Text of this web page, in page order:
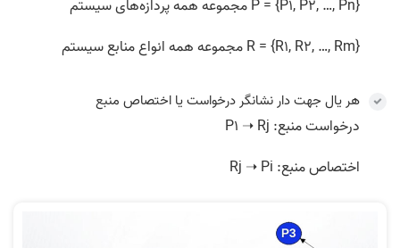
P = {P1, P2, …, Pn} مجموعه همه پردازه‌های سیستم
R = {R1, R2, …, Rm} مجموعه همه انواع منابع سیستم
هر یال جهت دار نشانگر درخواست یا اختصاص منبع
درخواست منبع: P1 ➝ Rj
اختصاص منبع: Rj ➝ Pi